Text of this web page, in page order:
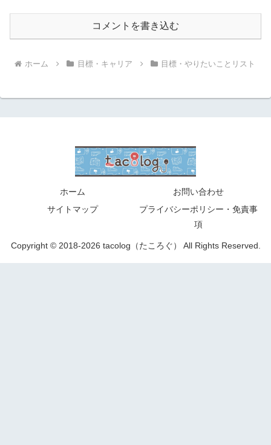
コメントを書き込む
ホーム 目標・キャリア 目標・やりたいことリスト
ホーム
お問い合わせ
サイトマップ
プライバシーポリシー・免責事
項
Copyright © 2018-2026 tacolog（たころぐ） All Rights Reserved.